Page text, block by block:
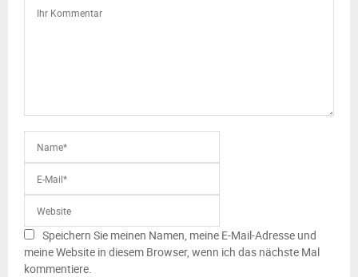
Speichern Sie meinen Namen, meine E-Mail-Adresse und
meine Website in diesem Browser, wenn ich das nächste Mal
kommentiere.